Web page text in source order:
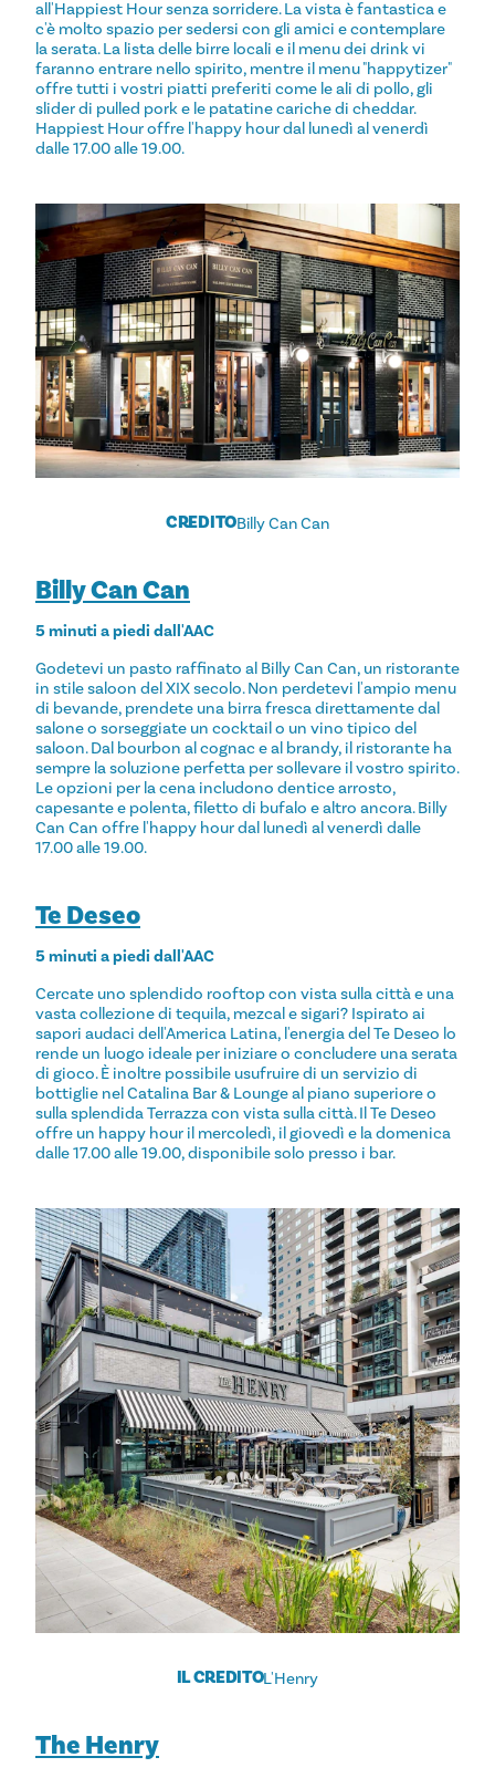
all'Happiest Hour senza sorridere. La vista è fantastica e
c'è molto spazio per sedersi con gli amici e contemplare
la serata. La lista delle birre locali e il menu dei drink vi
faranno entrare nello spirito, mentre il menu "happytizer"
offre tutti i vostri piatti preferiti come le ali di pollo, gli
slider di pulled pork e le patatine cariche di cheddar.
Happiest Hour offre l'happy hour dal lunedì al venerdì
dalle 17.00 alle 19.00.
CREDITOBilly Can Can
Billy Can Can
5 minuti a piedi dall'AAC
Godetevi un pasto raffinato al Billy Can Can, un ristorante
in stile saloon del XIX secolo. Non perdetevi l'ampio menu
di bevande, prendete una birra fresca direttamente dal
salone o sorseggiate un cocktail o un vino tipico del
saloon. Dal bourbon al cognac e al brandy, il ristorante ha
sempre la soluzione perfetta per sollevare il vostro spirito.
Le opzioni per la cena includono dentice arrosto,
capesante e polenta, filetto di bufalo e altro ancora. Billy
Can Can offre l'happy hour dal lunedì al venerdì dalle
17.00 alle 19.00.
Te Deseo
5 minuti a piedi dall'AAC
Cercate uno splendido rooftop con vista sulla città e una
vasta collezione di tequila, mezcal e sigari? Ispirato ai
sapori audaci dell'America Latina, l'energia del Te Deseo lo
rende un luogo ideale per iniziare o concludere una serata
di gioco. È inoltre possibile usufruire di un servizio di
bottiglie nel Catalina Bar & Lounge al piano superiore o
sulla splendida Terrazza con vista sulla città. Il Te Deseo
offre un happy hour il mercoledì, il giovedì e la domenica
dalle 17.00 alle 19.00, disponibile solo presso i bar.
IL CREDITOL'Henry
The Henry